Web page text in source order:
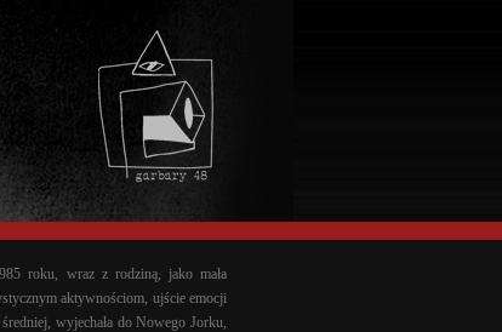
roku, wraz z rodziną, jako mała
aktywnościom, ujście emocji
wyjechała do Nowego Jorku,